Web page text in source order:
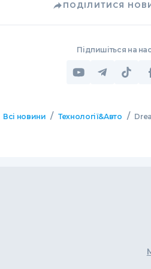
ПОДІЛИТИСЯ
Підпишіться на нас
Всі новини / Технології&Авто /